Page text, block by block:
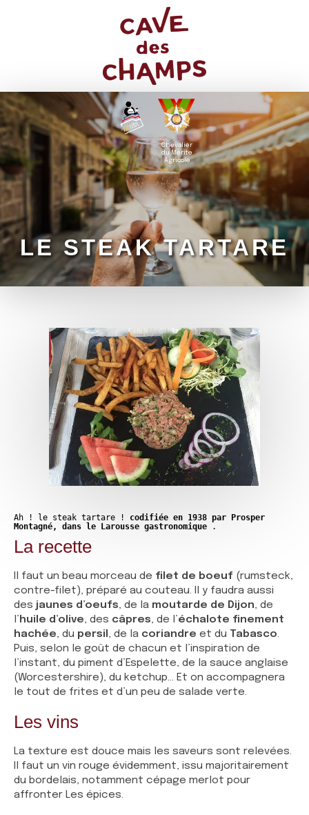
Chevalier
du Mérite
Agricole
LE STEAK TARTARE
Ah ! le steak tartare ! codifiée en 1938 par Prosper
Montagné, dans le Larousse gastronomique
.
La recette
Il faut un beau morceau de filet de boeuf (rumsteck,
contre-filet), préparé au couteau. Il y faudra aussi
des jaunes d’oeufs, de la moutarde de Dijon, de
l’ huile d’olive, des câpres, de l’échalote finement
hachée, du persil , de la coriandre et du Tabasco.
Puis, selon le goût de chacun et l’inspiration de
l’instant, du piment d’Espelette, de la sauce anglaise
(Worcestershire), du ketchup… Et on accompagnera
le tout de frites et d’un peu de salade verte.
Les vins
La texture est douce mais les saveurs sont relevées.
Il faut un vin rouge évidemment, issu majoritairement
du bordelais, notamment cépage merlot pour
affronter Les épices.